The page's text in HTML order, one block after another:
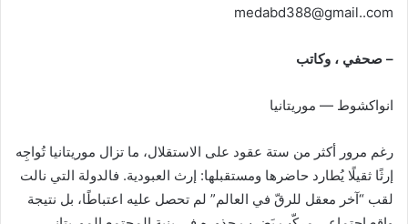
medabd388@gmail..com
– صحفي ، وكاتب
انواكشوط — موريتانيا
رغم مرور أكثر من ستة عقود على الاستقلال، ما تزال موريتانيا تُواجِه
إرثًا ثقيلًا يُطارد حاضرها ومستقبلها: إرث العبودية. فالدولة التي نالت
لقب “آخر معقل للرقّ في العالم” لم تحصل عليه اعتباطًا، بل نتيجة